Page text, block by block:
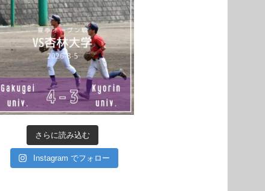
さらに読み込む
Instagram でフォロー